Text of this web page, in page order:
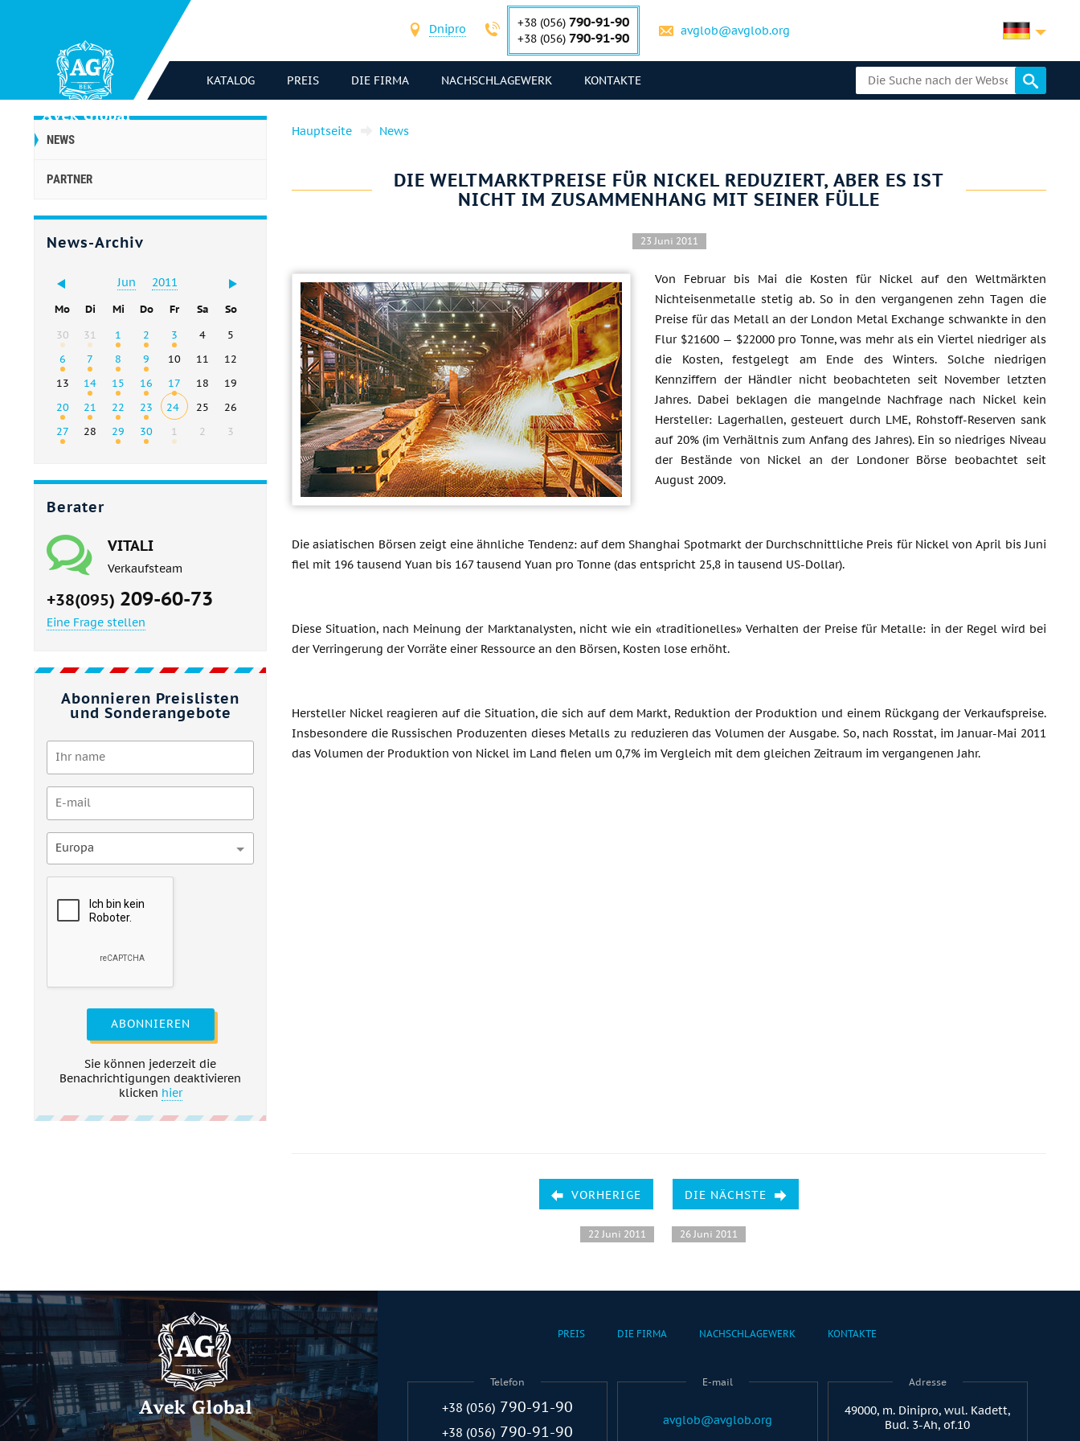
Dnipro +38 (056) 790-91-90
+38 (056) 790-91-90 avglob@avglob.org
KATALOG PREIS DIE FIRMA NACHSCHLAGEWERK KONTAKTE
NEWS
PARTNER
News-Archiv
Jun 2011
Mo Di Mi Do Fr Sa
So
30
31 1 2 3 4
5
6
7 8 9 10 11
12
13
14 15 16 17 18
19
20
21 22 23 24 25
26
27
28 29 30 1 2 3
Berater
VITALI
Verkaufsteam
+38(095) 209-60-73
Eine Frage stellen
Abonnieren Preislisten
und Sonderangebote
Europa
ABONNIEREN
Sie können jederzeit die
Benachrichtigungen deaktivieren
klicken hier
Hauptseite News
DIE WELTMARKTPREISE FÜR NICKEL REDUZIERT, ABER ES IST
NICHT IM ZUSAMMENHANG MIT SEINER FÜLLE
23 Juni 2011
Von Februar bis Mai die Kosten für Nickel auf den Weltmärkten
Nichteisenmetalle stetig ab. So in den vergangenen zehn Tagen die
Preise für das Metall an der London Metal Exchange schwankte in den
Flur $21600 — $22000 pro Tonne, was mehr als ein Viertel niedriger als
die Kosten, festgelegt am Ende des Winters. Solche niedrigen
Kennziffern der Händler nicht beobachteten seit November letzten
Jahres. Dabei beklagen die mangelnde Nachfrage nach Nickel kein
Hersteller: Lagerhallen, gesteuert durch LME, Rohstoff-Reserven sank
auf 20% (im Verhältnis zum Anfang des Jahres). Ein so niedriges Niveau
der Bestände von Nickel an der Londoner Börse beobachtet seit
August 2009.
Die asiatischen Börsen zeigt eine ähnliche Tendenz: auf dem Shanghai Spotmarkt der Durchschnittliche Preis für Nickel von April bis Juni
fiel mit 196 tausend Yuan bis 167 tausend Yuan pro Tonne (das entspricht 25,8 in tausend US-Dollar).
Diese Situation, nach Meinung der Marktanalysten, nicht wie ein «traditionelles» Verhalten der Preise für Metalle: in der Regel wird bei
der Verringerung der Vorräte einer Ressource an den Börsen, Kosten lose erhöht.
Hersteller Nickel reagieren auf die Situation, die sich auf dem Markt, Reduktion der Produktion und einem Rückgang der Verkaufspreise.
Insbesondere die Russischen Produzenten dieses Metalls zu reduzieren das Volumen der Ausgabe. So, nach Rosstat, im Januar-Mai 2011
das Volumen der Produktion von Nickel im Land fielen um 0,7% im Vergleich mit dem gleichen Zeitraum im vergangenen Jahr.
VORHERIGE
22 Juni 2011
DIE NÄCHSTE
26 Juni 2011
PREIS DIE FIRMA NACHSCHLAGEWERK KONTAKTE
Telefon
+38 (056) 790-91-90
+38 (056) 790-91-90
E-mail
avglob@avglob.org
Adresse
49000, m. Dinipro, wul. Kadett,
Bud. 3-Ah, of.10